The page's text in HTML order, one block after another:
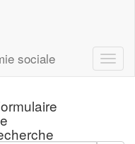
sociale
Toggle